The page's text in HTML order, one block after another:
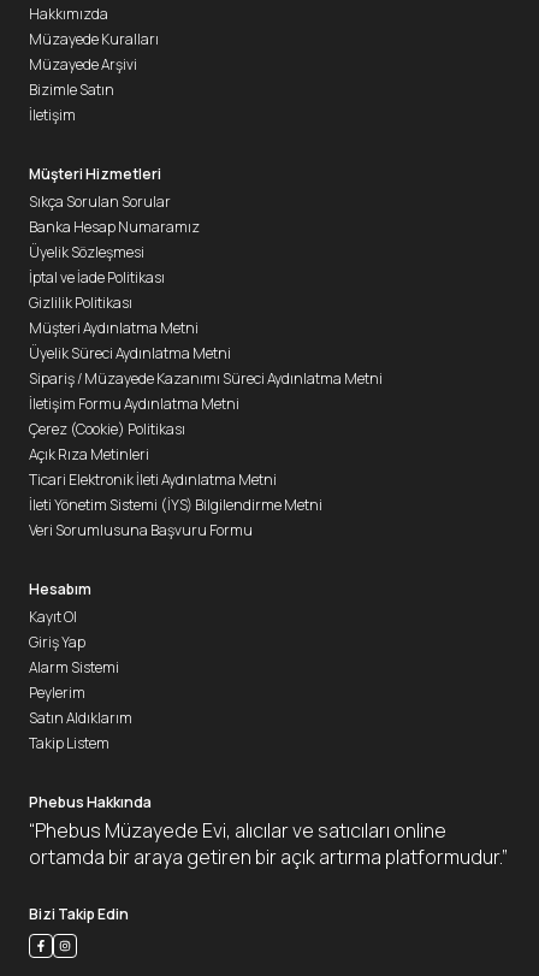
Phebus Hakkında
“Phebus Müzayede Evi, alıcılar ve satıcıları online
ortamda bir araya getiren bir açık artırma platformudur.”
Bizi Takip Edin
Hakkımızda
Müzayede Kuralları
Müzayede Arşivi
Bizimle Satın
İletişim
Müşteri Hizmetleri
Sıkça Sorulan Sorular
Banka Hesap Numaramız
Üyelik Sözleşmesi
İptal ve İade Politikası
Gizlilik Politikası
Müşteri Aydınlatma Metni
Üyelik Süreci Aydınlatma Metni
Sipariş / Müzayede Kazanımı Süreci Aydınlatma Metni
İletişim Formu Aydınlatma Metni
Çerez (Cookie) Politikası
Açık Rıza Metinleri
Ticari Elektronik İleti Aydınlatma Metni
İleti Yönetim Sistemi (İYS) Bilgilendirme Metni
Veri Sorumlusuna Başvuru Formu
Hesabım
Kayıt Ol
Giriş Yap
Alarm Sistemi
Peylerim
Satın Aldıklarım
Takip Listem